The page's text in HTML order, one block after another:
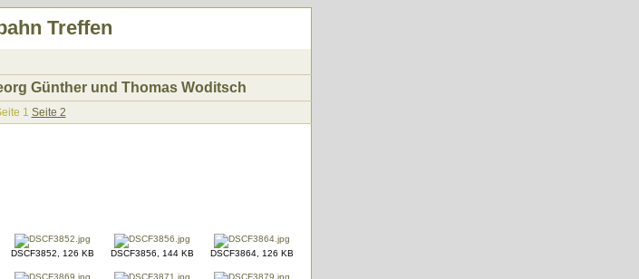
Treffen
Günther und Thomas Woditsch
1 Seite 2
DSCF3852, 126 KB DSCF3856, 144 KB DSCF3864, 126 KB